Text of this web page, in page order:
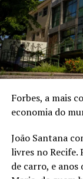
Carreira
cargo que lhe
moldar
memorando
importância
consigo
Forbes, a mais
economia do
João Santana
livres no Recife.
de carro, e anos